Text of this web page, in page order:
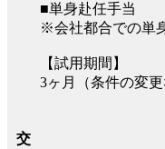
■単身赴任手当
※会社都合での単
【試用期間】
3ヶ月（条件の変更
交